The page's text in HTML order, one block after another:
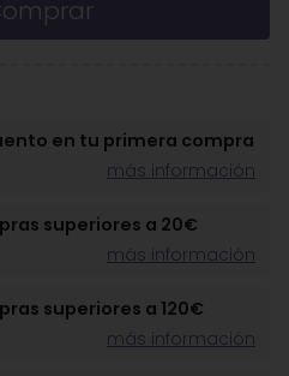
en tu primera compra
más información
superiores a 20€
más información
superiores a 120€
más información